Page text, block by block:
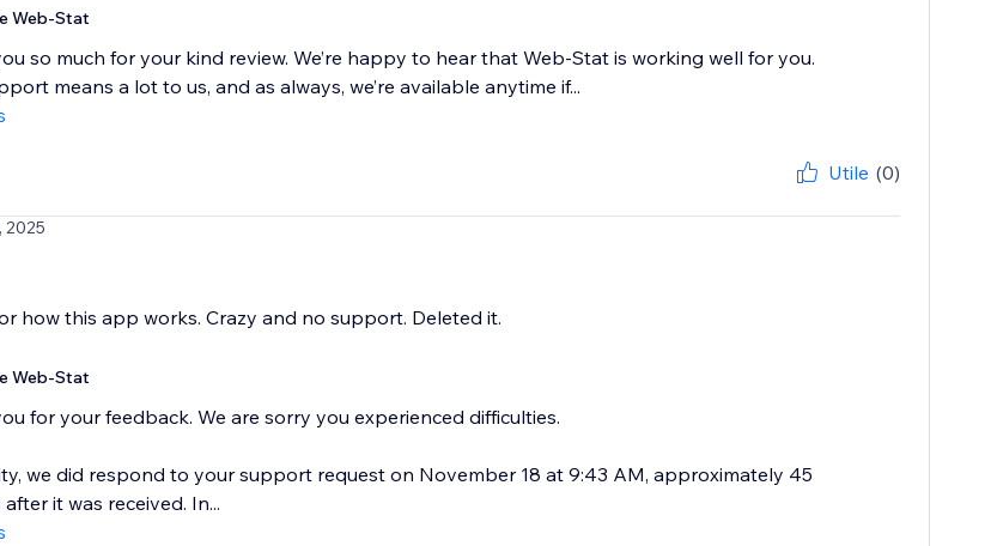
Web-Stat
so much for your kind review. We’re happy to hear that Web-Stat is working well for you.
means a lot to us, and as always, we’re available anytime if...
Utile (0)
2025
how this app works. Crazy and no support. Deleted it.
Web-Stat
for your feedback. We are sorry you experienced difficulties.
we did respond to your support request on November 18 at 9:43 AM, approximately 45
it was received. In...